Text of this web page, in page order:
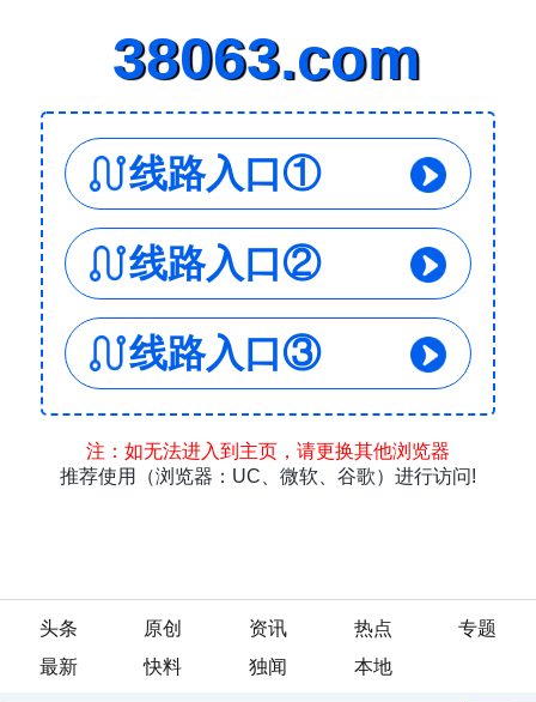
头条 原创 资讯 热点
专题
最新
快料 独闻 本地